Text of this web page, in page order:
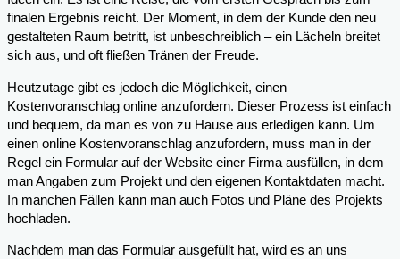
finalen Ergebnis reicht. Der Moment, in dem der Kunde den neu
gestalteten Raum betritt, ist unbeschreiblich – ein Lächeln breitet
sich aus, und oft fließen Tränen der Freude.
Heutzutage gibt es jedoch die Möglichkeit, einen
Kostenvoranschlag online anzufordern. Dieser Prozess ist einfach
und bequem, da man es von zu Hause aus erledigen kann. Um
einen online Kostenvoranschlag anzufordern, muss man in der
Regel ein Formular auf der Website einer Firma ausfüllen, in dem
man Angaben zum Projekt und den eigenen Kontaktdaten macht.
In manchen Fällen kann man auch Fotos und Pläne des Projekts
hochladen.
Nachdem man das Formular ausgefüllt hat, wird es an uns